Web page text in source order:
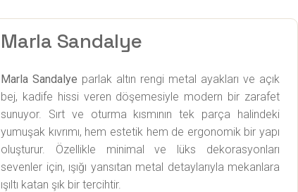
Marla Sandalye
Marla Sandalye parlak altın rengi metal ayakları ve açık
bej, kadife hissi veren döşemesiyle modern bir zarafet
sunuyor. Sırt ve oturma kısmının tek parça halindeki
yumuşak kıvrımı, hem estetik hem de ergonomik bir yapı
oluşturur. Özellikle minimal ve lüks dekorasyonları
sevenler için, ışığı yansıtan metal detaylarıyla mekanlara
ışıltı katan şık bir tercihtir.